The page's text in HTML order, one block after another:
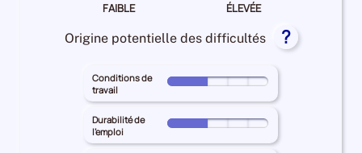
les
entreprises
FAIBLE ÉLEVÉE
Origine potentielle des difficultés ?
Conditions de
travail
Pour
le
territoire
Durabilité de
l'emploi
Pour
le